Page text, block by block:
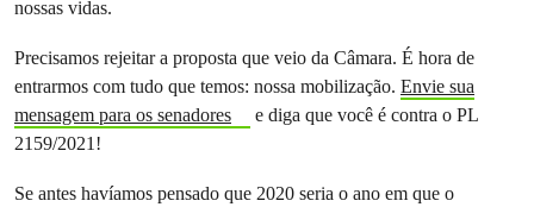
nossas vidas.
Precisamos rejeitar a proposta que veio da Câmara. É hora de
entrarmos com tudo que temos: nossa mobilização. Envie sua
mensagem para os senadores
e diga que você é contra o PL
2159/2021!
Se antes havíamos pensado que 2020 seria o ano em que o